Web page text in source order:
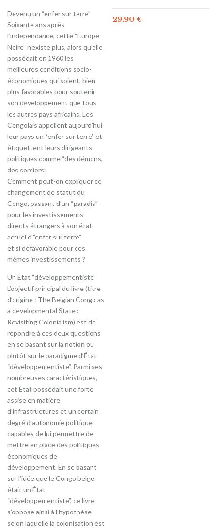
Devenu un “enfer sur terre”
Soixante ans après
l’indépendance, cette “Europe
Noire” n’existe plus, alors qu’elle
possédait en 1960 les
meilleures conditions socio-
économiques qui soient, bien
plus favorables pour soutenir
son développement que tous
les autres pays africains. Les
Congolais appellent aujourd’hui
leur pays un “enfer sur terre” et
étiquettent leurs dirigeants
politiques comme “des démons,
des sorciers”.
Comment peut-on expliquer ce
changement de statut du
Congo, passant d’un “paradis”
pour les investissements
directs étrangers à son état
actuel d'”enfer sur terre”
et si défavorable pour ces
mêmes investissements ?
Un État “développementiste”
L’objectif principal du livre (titre
d’origine : The Belgian Congo as
a developmental State :
Revisiting Colonialism) est de
répondre à ces deux questions
en se basant sur la notion ou
plutôt sur le paradigme d’État
“développementiste”. Parmi ses
nombreuses caractéristiques,
cet État possédait une forte
assise en matière
d’infrastructures et un certain
degré d’autonomie politique
capables de lui permettre de
mettre en place des politiques
économiques de
développement. En se basant
sur l’idée que le Congo belge
était un État
“développementiste”, ce livre
s’oppose ainsi à l’hypothèse
selon laquelle la colonisation est
29.90 €